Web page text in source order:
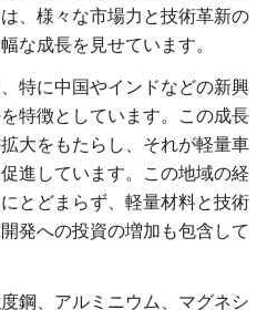
、様々な市場力と技術革新の
な成長を見せています。
特に中国やインドなどの新興
特徴としています。この成長
大をもたらし、それが軽量車
進しています。この地域の経
とどまらず、軽量材料と技術
発への投資の増加も包含して
鋼、アルミニウム、マグネシ